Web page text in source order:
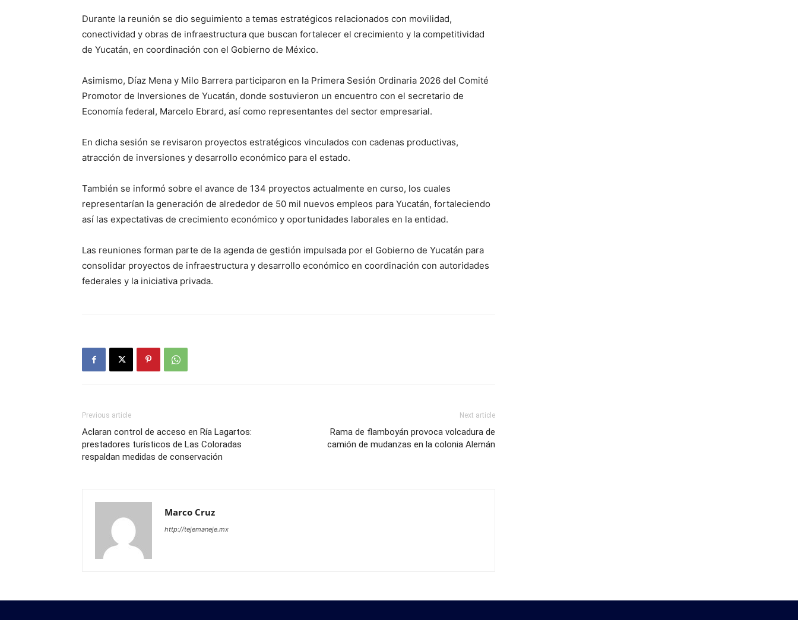
Durante la reunión se dio seguimiento a temas estratégicos relacionados con movilidad,
conectividad y obras de infraestructura que buscan fortalecer el crecimiento y la competitividad
de Yucatán, en coordinación con el Gobierno de México.
Asimismo, Díaz Mena y Milo Barrera participaron en la Primera Sesión Ordinaria 2026 del Comité
Promotor de Inversiones de Yucatán, donde sostuvieron un encuentro con el secretario de
Economía federal, Marcelo Ebrard, así como representantes del sector empresarial.
En dicha sesión se revisaron proyectos estratégicos vinculados con cadenas productivas,
atracción de inversiones y desarrollo económico para el estado.
También se informó sobre el avance de 134 proyectos actualmente en curso, los cuales
representarían la generación de alrededor de 50 mil nuevos empleos para Yucatán, fortaleciendo
así las expectativas de crecimiento económico y oportunidades laborales en la entidad.
Las reuniones forman parte de la agenda de gestión impulsada por el Gobierno de Yucatán para
consolidar proyectos de infraestructura y desarrollo económico en coordinación con autoridades
federales y la iniciativa privada.
Previous article
Aclaran control de acceso en Ría Lagartos:
prestadores turísticos de Las Coloradas
respaldan medidas de conservación
Next article
Rama de flamboyán provoca volcadura de
camión de mudanzas en la colonia Alemán
Marco Cruz
http://tejemaneje.mx